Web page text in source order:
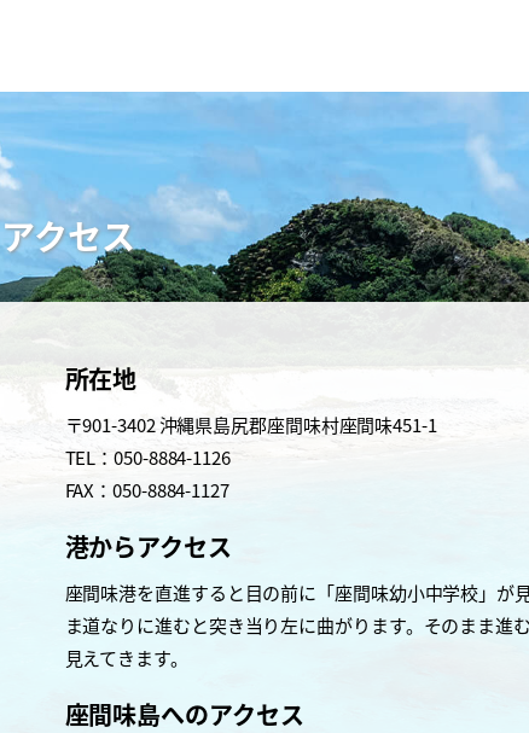
アクセス
所在地
〒901-3402 沖縄県島尻郡座間味村座間味451-1
TEL：050-8884-1126
FAX：050-8884-1127
港からアクセス
座間味港を直進すると目の前に「座間味幼小中学校」が
ま道なりに進むと突き当り左に曲がります。そのまま進
見えてきます。
座間味島へのアクセス